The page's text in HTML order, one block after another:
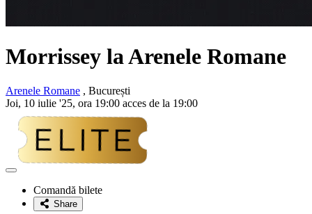
Morrissey la Arenele Romane
Arenele Romane , București
Joi, 10 iulie '25, ora 19:00 acces de la 19:00
Adaugă
favoriteComandă bilete
Share